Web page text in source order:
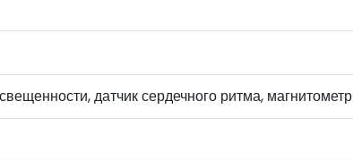
датчик сердечного ритма, магнитометр